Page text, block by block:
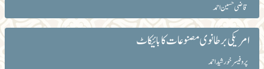
قاضی حسین احمد
امریکی برطانوی مصنوعات کابائیکاٹ
پروفیسر خورشید احمد